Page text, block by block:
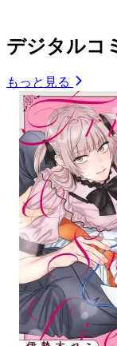
デジタルコ
もっと見る